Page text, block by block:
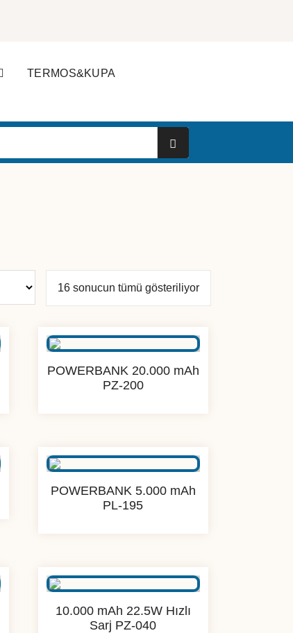
TERMOS&KUPA
16 sonucun tümü gösteriliyorPopülerliğe
POWERBANK 20.000 mAh
PZ-200
POWERBANK 5.000 mAh
PL-195
10.000 mAh 22.5W Hızlı
Sarj PZ-040